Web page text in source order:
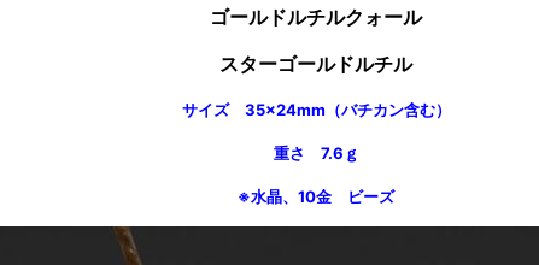
ゴールドルチルクォール
スターゴールドルチル
サイズ 35×24mm（バチカン含む）
重さ 7.6ｇ
※水晶、10金 ビーズ